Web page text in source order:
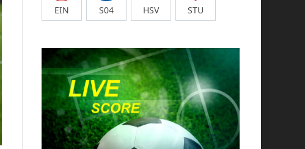
EIN S04 HSV STU